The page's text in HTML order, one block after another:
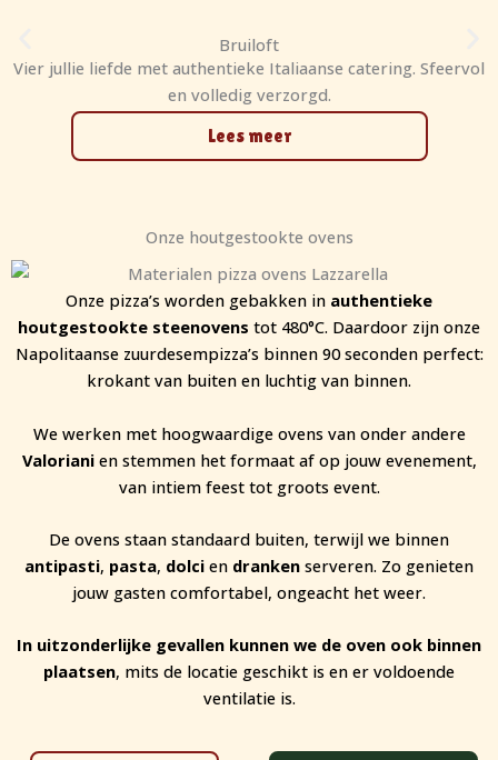
Bruiloft
Vier jullie liefde met authentieke Italiaanse catering. Sfeervol
en volledig verzorgd.
Lees meer
Onze houtgestookte ovens
Onze pizza’s worden gebakken in authentieke
houtgestookte steenovens tot 480°C. Daardoor zijn onze
Napolitaanse zuurdesempizza’s binnen 90 seconden perfect:
krokant van buiten en luchtig van binnen.
We werken met hoogwaardige ovens van onder andere
Valorianien stemmen het formaat af op jouw evenement,
van intiem feest tot groots event.
De ovens staan standaard buiten, terwijl we binnen
antipasti, pasta, dolci en dranken serveren. Zo genieten
jouw gasten comfortabel, ongeacht het weer.
In uitzonderlijke gevallen kunnen we de oven ook binnen
plaatsen, mits de locatie geschikt is en er voldoende
ventilatie is.